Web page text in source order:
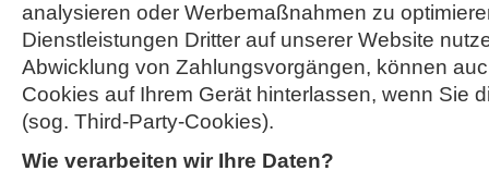
analysieren oder Werbemaßnahmen zu
Dienstleistungen Dritter auf unserer Website
Abwicklung von Zahlungsvorgängen, können
Cookies auf Ihrem Gerät hinterlassen, wenn Sie
(sog. Third-Party-Cookies).
Wie verarbeiten wir Ihre Daten?